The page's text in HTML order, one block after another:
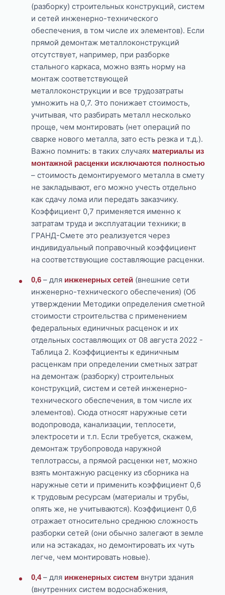
(разборку) строительных конструкций, систем
и сетей инженерно-технического
обеспечения, в том числе их элементов). Если
прямой демонтаж металлоконструкций
отсутствует, например, при разборке
стального каркаса, можно взять норму на
монтаж соответствующей
металлоконструкции и все трудозатраты
умножить на 0,7. Это понижает стоимость,
учитывая, что разбирать металл несколько
проще, чем монтировать (нет операций по
сварке нового металла, зато есть резка и т.д.).
Важно помнить: в таких случаях материалы из
монтажной расценки исключаются полностью
– стоимость демонтируемого металла в смету
не закладывают, его можно учесть отдельно
как сдачу лома или передать заказчику.
Коэффициент 0,7 применяется именно к
затратам труда и эксплуатации техники; в
ГРАНД-Смете это реализуется через
индивидуальный поправочный коэффициент
на соответствующие составляющие расценки.
0,6 – для инженерных сетей (внешние сети
инженерно-технического обеспечения) (Об
утверждении Методики определения сметной
стоимости строительства с применением
федеральных единичных расценок и их
отдельных составляющих от 08 августа 2022 -
Таблица 2. Коэффициенты к единичным
расценкам при определении сметных затрат
на демонтаж (разборку) строительных
конструкций, систем и сетей инженерно-
технического обеспечения, в том числе их
элементов). Сюда относят наружные сети
водопровода, канализации, теплосети,
электросети и т.п. Если требуется, скажем,
демонтаж трубопровода наружной
теплотрассы, а прямой расценки нет, можно
взять монтажную расценку из сборника на
наружные сети и применить коэффициент 0,6
к трудовым ресурсам (материалы и трубы,
опять же, не учитываются). Коэффициент 0,6
отражает относительно среднюю сложность
разборки сетей (они обычно залегают в земле
или на эстакадах, но демонтировать их чуть
легче, чем монтировать новые).
0,4– для инженерных систем внутри здания
(внутренних систем водоснабжения,